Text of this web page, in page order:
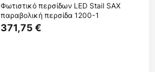
Φωτιστικό περσίδων LED Stail SAX
παραβολική περσίδα 1200-1
371,75 €